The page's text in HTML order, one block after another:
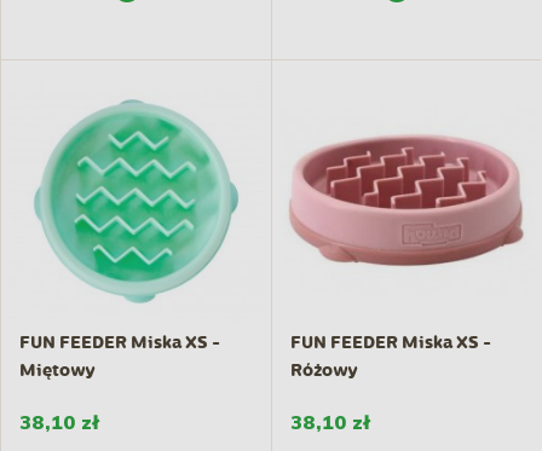
FUN FEEDER Miska XS -
Miętowy
38,10 zł
FUN FEEDER Miska XS -
Różowy
38,10 zł